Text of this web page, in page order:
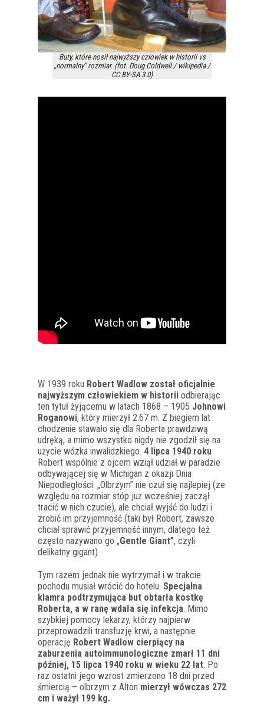
Buty, które nosił najwyższy człowiek w historii vs
„normalny” rozmiar. (fot. Doug Coldwell / wikipedia /
CC BY-SA 3.0)
W 1939 roku Robert Wadlow został oficjalnie
najwyższym człowiekiem w historii odbierając
ten tytuł żyjącemu w latach 1868 – 1905 Johnowi
Roganowi, który mierzył 2.67 m. Z biegiem lat
chodzenie stawało się dla Roberta prawdziwą
udręką, a mimo wszystko nigdy nie zgodził się na
użycie wózka inwalidzkiego. 4 lipca 1940 roku
Robert wspólnie z ojcem wziął udział w paradzie
odbywającej się w Michigan z okazji Dnia
Niepodległości. „Olbrzym” nie czuł się najlepiej (ze
względu na rozmiar stóp już wcześniej zaczął
tracić w nich czucie), ale chciał wyjść do ludzi i
zrobić im przyjemność (taki był Robert, zawsze
chciał sprawić przyjemność innym, dlatego też
często nazywano go „Gentle Giant”, czyli
delikatny gigant).
Tym razem jednak nie wytrzymał i w trakcie
pochodu musiał wrócić do hotelu. Specjalna
klamra podtrzymująca but obtarła kostkę
Roberta, a w ranę wdała się infekcja. Mimo
szybkiej pomocy lekarzy, którzy najpierw
przeprowadzili transfuzję krwi, a następnie
operację Robert Wadlow cierpiący na
zaburzenia autoimmunologiczne zmarł 11 dni
później, 15 lipca 1940 roku w wieku 22 lat. Po
raz ostatni jego wzrost zmierzono 18 dni przed
śmiercią – olbrzym z Alton mierzył wówczas 272
cm i ważył 199 kg.